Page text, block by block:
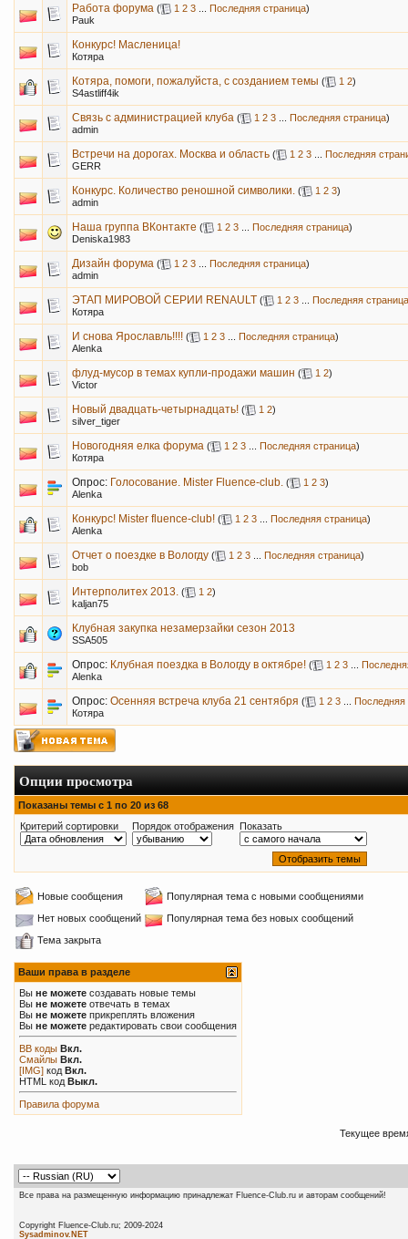
Работа форума ( 1 2 3 Последняя страница)
Pauk
Конкурс! Масленица!
Котяра
Котяра, помоги, пожалуйста, с созданием темы ( 1 2)
S4astliff4ik
Связь с администрацией клуба ( 1 2 3 Последняя страница)
admin
Встречи на дорогах. Москва и область ( 1 2 3
Последняя
GERR
Конкурс. Количество реношной символики. ( 1 2 3)
admin
Наша группа ВКонтакте ( 1 2 3 Последняя страница)
Deniska1983
Дизайн форума ( 1 2 3 Последняя страница)
admin
ЭТАП МИРОВОЙ СЕРИИ RENAULT ( 1 2 3
Последняя страница
Котяра
И снова Ярославль!!!! ( 1 2 3 Последняя страница)
Alenka
флуд-мусор в темах купли-продажи машин ( 1 2)
Victor
Новый двадцать-четырнадцать! ( 1 2)
silver_tiger
Новогодняя елка форума ( 1 2 3 Последняя страница)
Котяра
Опрос: Голосование. Mister Fluence-club. ( 1 2 3)
Alenka
Конкурс! Mister fluence-club! ( 1 2 3 Последняя страница)
Alenka
Отчет о поездке в Вологду ( 1 2 3 Последняя страница)
bob
Интерполитех 2013. ( 1 2)
kaljan75
Клубная закупка незамерзайки сезон 2013
SSA505
Опрос: Клубная поездка в Вологду в октябре! ( 1 2 3
Alenka
Опрос: Осенняя встреча клуба 21 сентября ( 1 2 3
Последняя
Котяра
Опции просмотра
Показаны темы с 1 по 20 из 68
Критерий сортировки
Порядок отображения Показать
Новые сообщения
Популярная тема с новыми сообщениями
Нет новых сообщений
Популярная тема без новых сообщений
Тема закрыта
Ваши права в разделе
Вы не можете создавать новые темы
Вы не можете отвечать в темах
Вы не можете прикреплять вложения
Вы не можете редактировать свои сообщения
BB коды Вкл.
Смайлы Вкл.
[IMG] код Вкл.
HTML код Выкл.
Правила форума
Текущее
Все права на размещенную информацию принадлежат Fluence-Club.ru и авторам сообщений!
Copyright Fluence-Club.ru;
Sysadminov.NET